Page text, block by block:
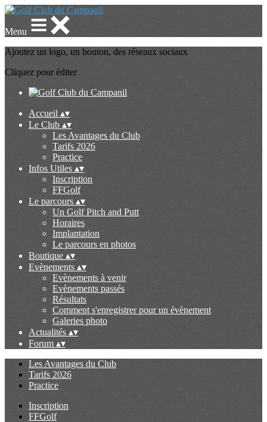
Menu
Ajoutez un logo, un bouton, des réseaux sociaux
Cliquez pour éditer
Accueil ▴▾
Le Club ▴▾
Les Avantages du Club
Tarifs 2026
Practice
Infos Utiles ▴▾
Inscription
FFGolf
Le parcours ▴▾
Un Golf Pitch and Putt
Horaires
Implantation
Le parcours en photos
Boutique ▴▾
Evènements ▴▾
Evènements à venir
Evènements passés
Résultats
Comment s'enregistrer pour un évènement
Galeries photo
Actualités ▴▾
Forum ▴▾
Les Avantages du Club
Tarifs 2026
Practice
Inscription
FFGolf